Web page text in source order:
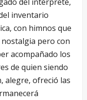
inventario
con himnos que
pero con
acompañado los
de quien siendo
alegre, ofreció las